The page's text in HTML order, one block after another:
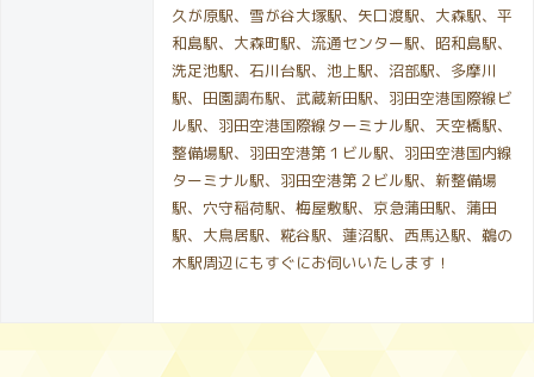
久が原駅、雪が谷大塚駅、矢口渡駅、大森駅、平
和島駅、大森町駅、流通センター駅、昭和島駅、
洗足池駅、石川台駅、池上駅、沼部駅、多摩川
駅、田園調布駅、武蔵新田駅、羽田空港国際線ビ
ル駅、羽田空港国際線ターミナル駅、天空橋駅、
整備場駅、羽田空港第１ビル駅、羽田空港国内線
ターミナル駅、羽田空港第２ビル駅、新整備場
駅、穴守稲荷駅、梅屋敷駅、京急蒲田駅、蒲田
駅、大鳥居駅、糀谷駅、蓮沼駅、西馬込駅、鵜の
木駅周辺にもすぐにお伺いいたします！